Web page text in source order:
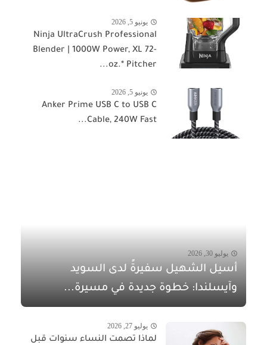
يونيو 5, 2026
Ninja UltraCrush Professional
Blender | 1000W Power, XL 72-
oz.* Pitcher...
يونيو 5, 2026
Anker Prime USB C to USB C
Cable, 240W Fast...
يوليو 30, 2026
أسيل الشهيل سفيرةً لدى السويد
وآيسلندا: خطوة جديدة في مسيرة...
يوليو 27, 2026
لماذا تصمت النساء سنوات قبل